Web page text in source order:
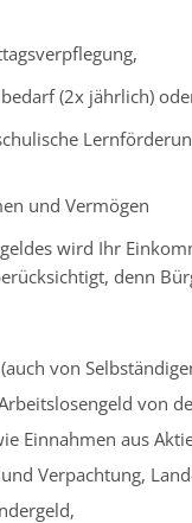
(2x jährlich)
und Vermögen
wird Ihr
denn
von
von
Einnahmen aus
Verpachtung,